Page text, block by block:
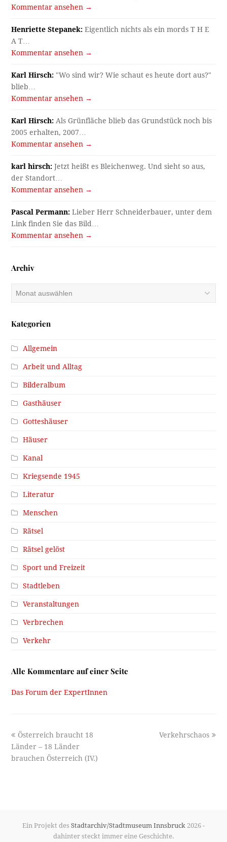
Kommentar ansehen →
Henriette Stepanek: Eigentlich nichts als ein mords T H E
A T…
Kommentar ansehen →
Karl Hirsch: "Wo sind wir? Wie schaut es heute dort aus?"
blieb…
Kommentar ansehen →
Karl Hirsch: Als Grünfläche blieb das Grundstück noch bis
2005 erhalten, 2007…
Kommentar ansehen →
karl hirsch: Jetzt heißt es Bleichenweg. Und sieht so aus,
der Standort…
Kommentar ansehen →
Pascal Permann: Lieber Herr Schneiderbauer, unter dem
Link finden Sie das Bild…
Kommentar ansehen →
Archiv
Kategorien
Allgemein
Arbeit und Alltag
Bilderalbum
Gasthäuser
Gotteshäuser
Häuser
Kanal
Kriegsende 1945
Literatur
Menschen
Rätsel
Rätsel gelöst
Sport und Freizeit
Stadtleben
Veranstaltungen
Verbrechen
Verkehr
Alle Kommentare auf einer Seite
Das Forum der ExpertInnen
previous
post:
Österreich braucht 18
Länder – 18 Länder
brauchen Österreich (IV.)
next
Verkehrschaos
Ein Projekt des Stadtarchiv/Stadtmuseum Innsbruck 2026 -
dahinter steckt immer eine Geschichte.